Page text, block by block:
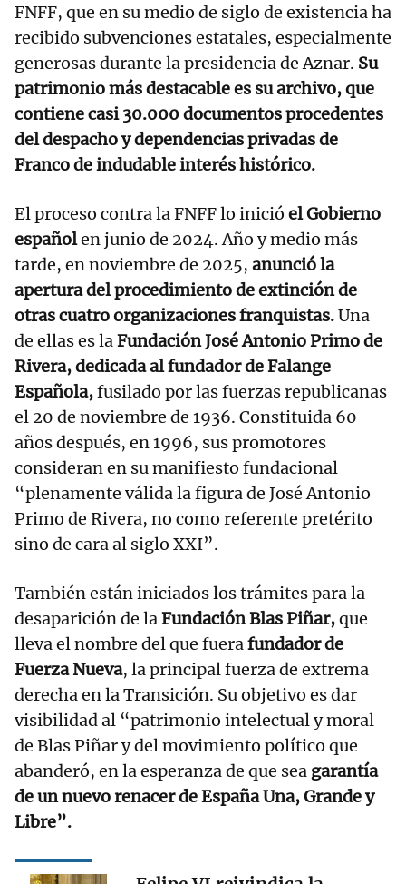
FNFF, que en su medio de siglo de existencia ha
recibido subvenciones estatales, especialmente
generosas durante la presidencia de Aznar. Su
patrimonio más destacable es su archivo, que
contiene casi 30.000 documentos procedentes
del despacho y dependencias privadas de
Franco de indudable interés histórico.
El proceso contra la FNFF lo inició el Gobierno
españolen junio de 2024. Año y medio más
tarde, en noviembre de 2025, anunció la
apertura del procedimiento de extinción de
otras cuatro organizaciones franquistas.Una
de ellas es laFundación José Antonio Primo de
Rivera, dedicada al fundador de Falange
Española,fusilado por las fuerzas republicanas
el 20 de noviembre de 1936. Constituida 60
años después, en 1996, sus promotores
consideran en su manifiesto fundacional
“plenamente válida la figura de José Antonio
Primo de Rivera, no como referente pretérito
sino de cara al siglo XXI”.
También están iniciados los trámites para la
desaparición de laFundación Blas Piñar,que
lleva el nombre del que fuerafundador de
Fuerza Nueva, la principal fuerza de extrema
derecha en la Transición. Su objetivo es dar
visibilidad al “patrimonio intelectual y moral
de Blas Piñar y del movimiento político que
abanderó, en la esperanza de que sea garantía
de un nuevo renacer de España Una, Grande y
Libre”.